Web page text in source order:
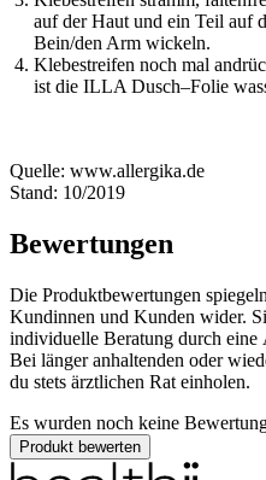
auf der Haut und ein Teil auf
Bein/den Arm wickeln.
Klebestreifen noch mal
ist die ILLA Dusch–Folie
Quelle: www.allergika.de
Stand: 10/2019
Bewertungen
Die Produktbewertungen
Kundinnen und Kunden wider.
individuelle Beratung durch
Bei länger anhaltenden oder
du stets ärztlichen Rat einholen.
Es wurden noch keine
Produkt bewerten